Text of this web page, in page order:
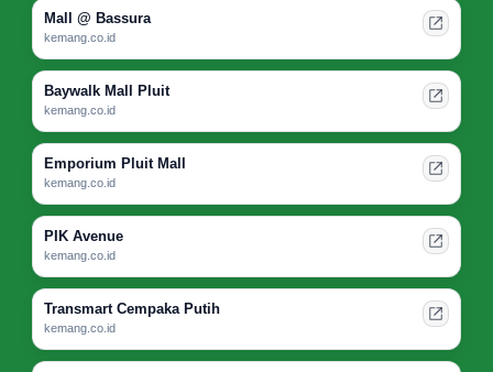
Mall @ Bassura
kemang.co.id
Baywalk Mall Pluit
kemang.co.id
Emporium Pluit Mall
kemang.co.id
PIK Avenue
kemang.co.id
Transmart Cempaka Putih
kemang.co.id